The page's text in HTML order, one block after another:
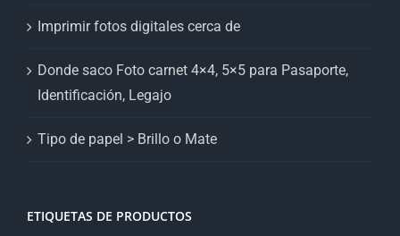
Imprimir fotos digitales cerca de
Donde saco Foto carnet 4×4, 5×5 para Pasaporte,
Identificación, Legajo
Tipo de papel > Brillo o Mate
ETIQUETAS DE PRODUCTOS